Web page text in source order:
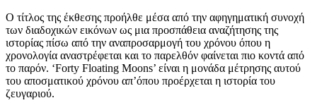
Ο τίτλος της έκθεσης προήλθε μέσα από την αφηγηματική συνοχή
των διαδοχικών εικόνων ως μια προσπάθεια αναζήτησης της
ιστορίας πίσω από την αναπροσαρμογή του χρόνου όπου η
χρονολογία αναστρέφεται και το παρελθόν φαίνεται πιο κοντά από
το παρόν. ‘Forty Floating Moons’ είναι η μονάδα μέτρησης αυτού
του αποσματικού χρόνου απ’όπου προέρχεται η ιστορία του
ζευγαριού.